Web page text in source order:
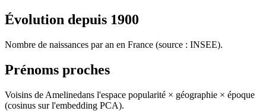
Évolution depuis 1900
Nombre de naissances par an en France (source : INSEE).
Prénoms proches
Voisins de Amelinedans l'espace popularité × géographie × époque
(cosinus sur l'embedding PCA).